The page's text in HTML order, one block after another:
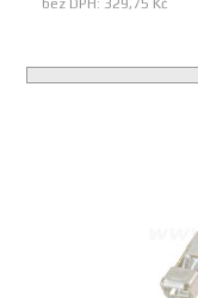
bez DPH: 329,75 Kč